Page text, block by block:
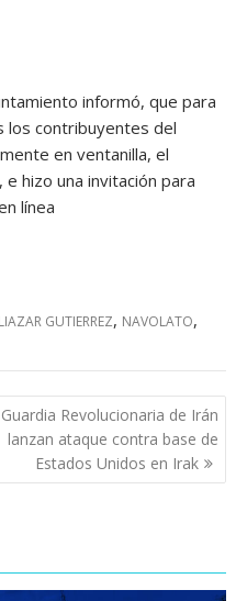
informó, que para
los contribuyentes del
en ventanilla, el
hizo una invitación para
línea
GUTIERREZ, NAVOLATO,
Guardia Revolucionaria de Irán
lanzan ataque contra base de
Estados Unidos en Irak